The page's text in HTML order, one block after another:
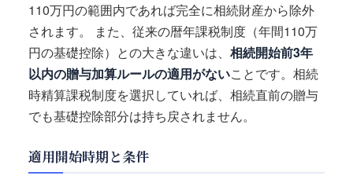
110万円の範囲内であれば完全に相続財産から除外
されます。 また、従来の暦年課税制度（年間110万
円の基礎控除）との大きな違いは、 相続開始前3年
以内の贈与加算ルールの適用がないことです。相続
時精算課税制度を選択していれば、相続直前の贈与
でも基礎控除部分は持ち戻されません。
適用開始時期と条件